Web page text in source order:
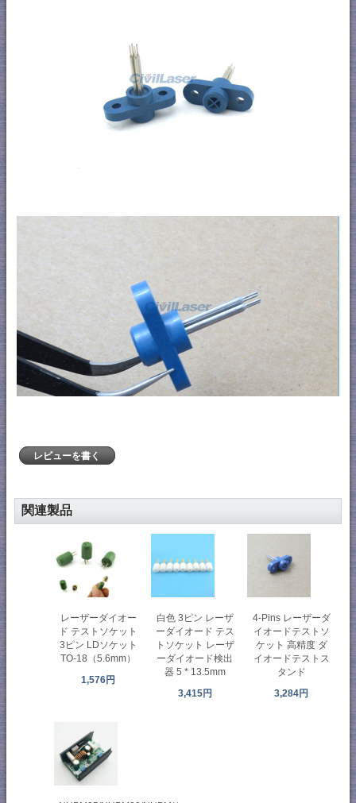
レビューを書く
関連製品
レーザーダイオー
ド テストソケット
3ピン LDソケット
TO-18（5.6mm）
1,576円
白色 3ピン レーザ
ーダイオード テス
トソケット レーザ
ーダイオード検出
器 5 * 13.5mm
3,415円
4-Pins レーザーダ
イオードテストソ
ケット 高精度 ダ
イオードテストス
タンド
3,284円